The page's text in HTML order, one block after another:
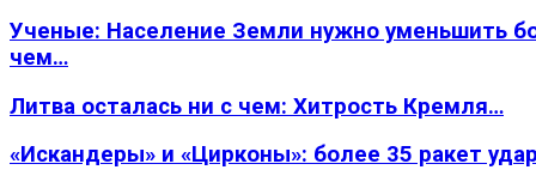
Ученые: Население Земли нужно уменьшить
чем…
Литва осталась ни с чем: Хитрость Кремля…
«Искандеры» и «Цирконы»: более 35 ракет